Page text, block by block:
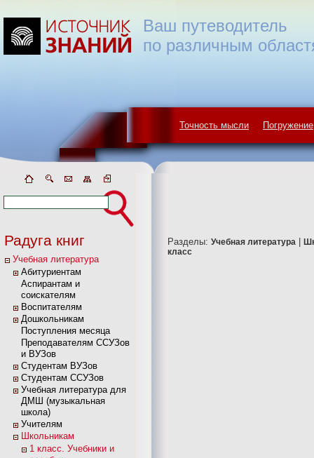
Точность мысли Погружение
Ваш путеводитель
по различным
Радуга книг
Учебная литература
Абитуриентам
Аспирантам и
соискателям
Воспитателям
Дошкольникам
Поступления месяца
Преподавателям ССУЗов
и ВУЗов
Студентам ВУЗов
Студентам ССУЗов
Учебная литература для
ДМШ (музыкальная
школа)
Учителям
Школьникам
1 класс. Учебники и
Разделы: Учебная литература
класс